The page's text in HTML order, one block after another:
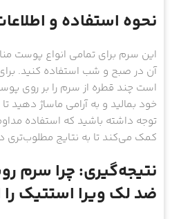
نحوه استفاده و
این سرم برای تمامی انواع پوست
آن در صبح و شب استفاده کنید.
است چند قطره از سرم را بر روی
خود بمالید و به آرامی ماساژ
توجه داشته باشید که استفاده
کمک می‌کند تا به نتایج مطلوب‌تری
نتیجه‌گیری: چرا سرم
ضد لک ویرا استتیک را